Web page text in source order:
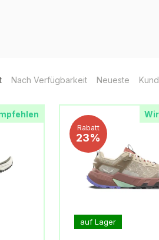
Nach Verfügbarkeit Neueste
Rabatt
23%
auf Lager